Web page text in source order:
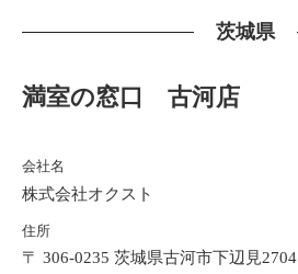
茨城県
満室の窓口 古河店
会社名
株式会社オクスト
住所
〒 306-0235 茨城県古河市下辺見2704